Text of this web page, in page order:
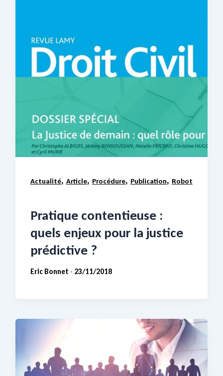
Actualité, Article, Procédure, Publication, Robot
Pratique contentieuse :
quels enjeux pour la justice
prédictive ?
Eric Bonnet - 23/11/2018